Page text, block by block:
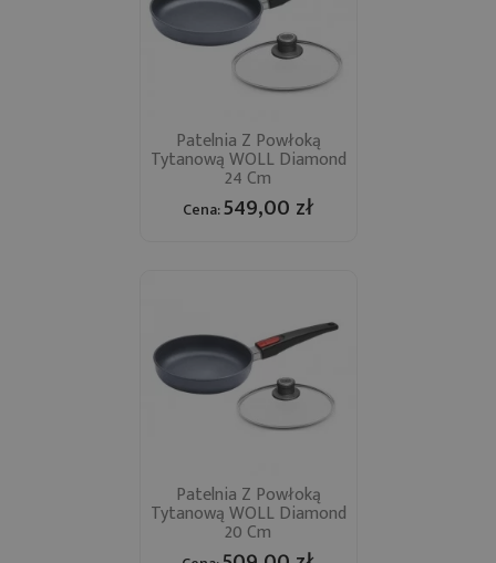
Patelnia Z Powłoką
Tytanową WOLL Diamond
24 Cm
Cena:549,00 zł
Patelnia Z Powłoką
Tytanową WOLL Diamond
20 Cm